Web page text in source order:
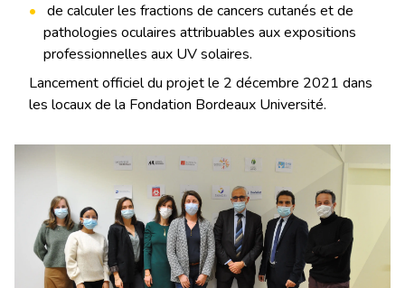
de calculer les fractions de cancers cutanés et de
pathologies oculaires attribuables aux expositions
professionnelles aux UV solaires.
Lancement officiel du projet le 2 décembre 2021 dans
les locaux de la Fondation Bordeaux Université.